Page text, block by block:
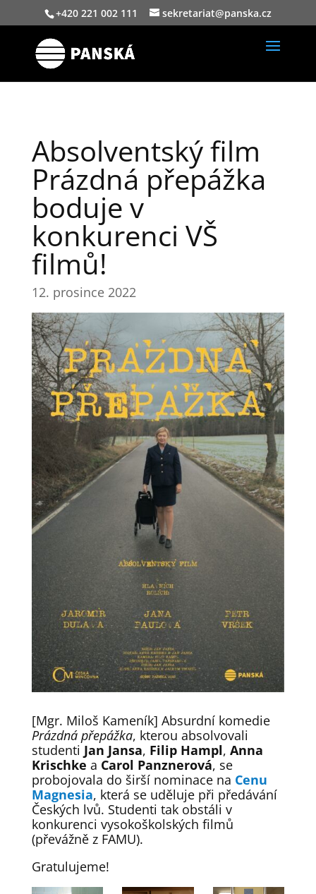
+420 221 002 111 sekretariat@panska.cz
Absolventský film
Prázdná přepážka
boduje v
konkurenci VŠ
filmů!
12. prosince 2022
[Mgr. Miloš Kameník] Absurdní komedie
Prázdná přepážka, kterou absolvovali
studenti Jan Jansa, Filip Hampl, Anna
Krischke a Carol Panznerová, se
probojovala do širší nominace na Cenu
Magnesia, která se uděluje při předávání
Českých lvů. Studenti tak obstáli v
konkurenci vysokoškolských filmů
(převážně z FAMU).
Gratulujeme!